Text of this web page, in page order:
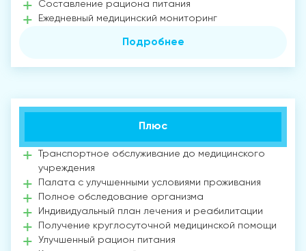
Составление рациона питания
Ежедневный медицинский мониторинг
Подробнее
Плюс
Транспортное обслуживание до медицинского
учреждения
Палата с улучшенными условиями проживания
Полное обследование организма
Индивидуальный план лечения и реабилитации
Получение круглосуточной медицинской помощи
Улучшенный рацион питания